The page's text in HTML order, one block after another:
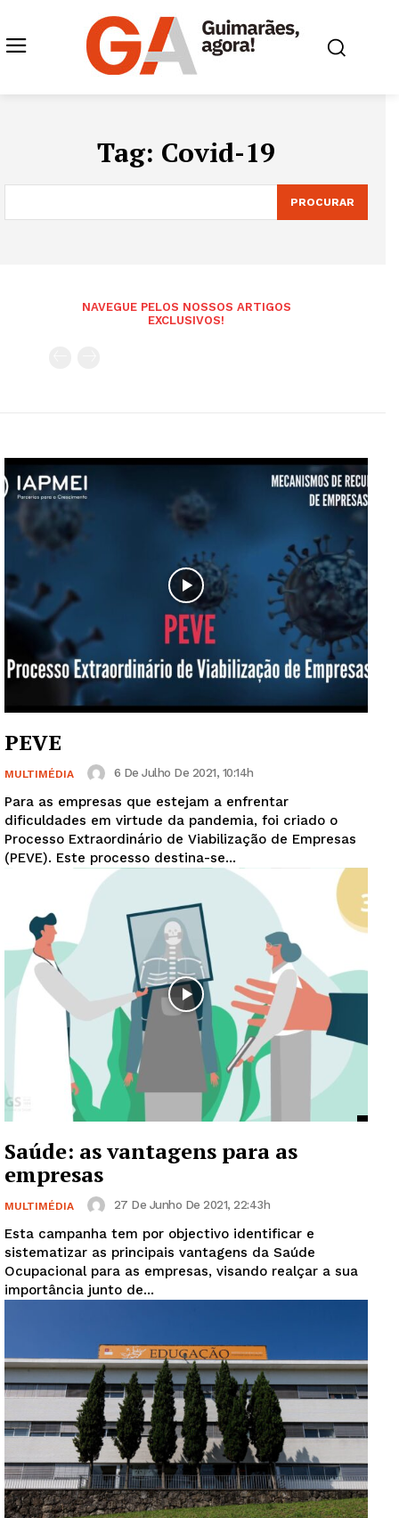
Tag: Covid-19
PROCURAR
NAVEGUE PELOS NOSSOS ARTIGOS
EXCLUSIVOS!
PEVE
MULTIMÉDIA 6 De Julho De 2021, 10:14h
Para as empresas que estejam a enfrentar
dificuldades em virtude da pandemia, foi criado o
Processo Extraordinário de Viabilização de Empresas
(PEVE). Este processo destina-se...
Saúde: as vantagens para as
empresas
MULTIMÉDIA 27 De Junho De 2021, 22:43h
Esta campanha tem por objectivo identificar e
sistematizar as principais vantagens da Saúde
Ocupacional para as empresas, visando realçar a sua
importância junto de...